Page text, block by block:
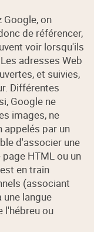
Google, on
de référencer,
voir lorsqu'ils
adresses Web
et suivies,
Différentes
Google ne
images, ne
appelés par un
d'associer une
HTML ou un
en train
(associant
une langue
l'hébreu ou